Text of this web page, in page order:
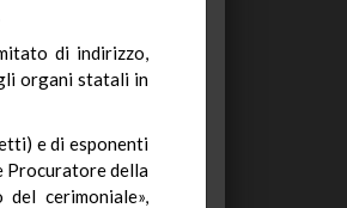
di indirizzo,
organi statali in
e di esponenti
Procuratore della
cerimoniale»,